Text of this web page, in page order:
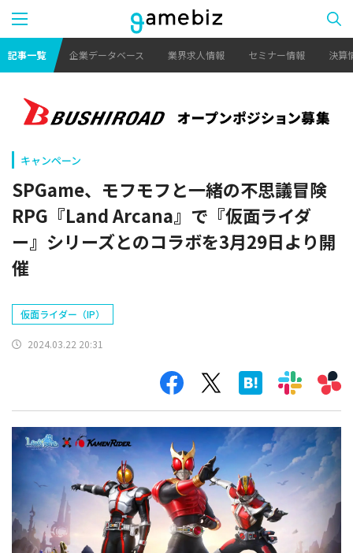
記事一覧 企業データベース 業界求人情報 セミナー情報 決算
キャンペーン
SPGame、モフモフと一緒の不思議冒険
RPG『Land Arcana』で『仮面ライダ
ー』シリーズとのコラボを3月29日より開
催
仮面ライダー（IP）
2024.03.22 20:31